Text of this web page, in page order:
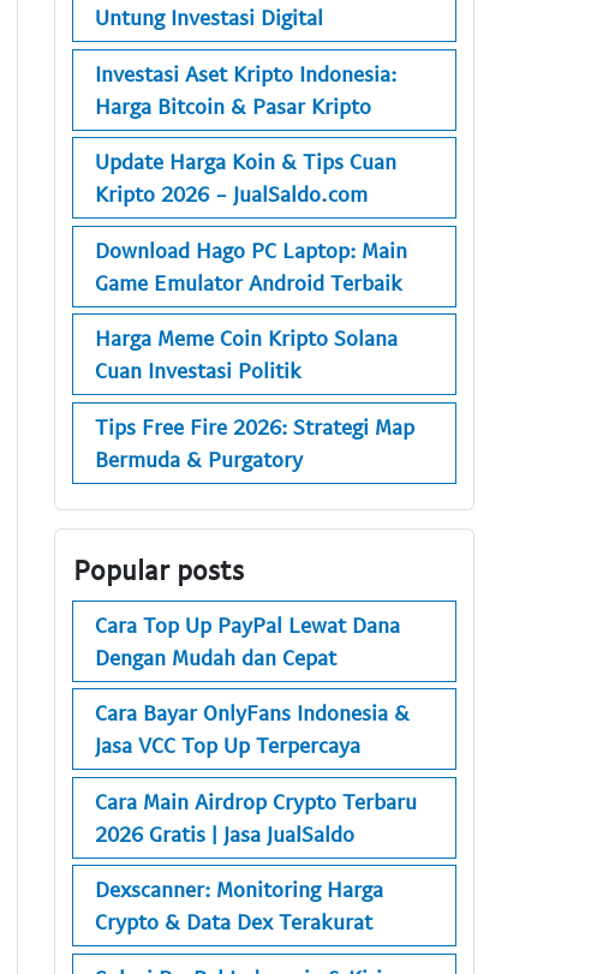
Untung Investasi Digital
Investasi Aset Kripto Indonesia:
Harga Bitcoin & Pasar Kripto
Update Harga Koin & Tips Cuan
Kripto 2026 - JualSaldo.com
Download Hago PC Laptop: Main
Game Emulator Android Terbaik
Harga Meme Coin Kripto Solana
Cuan Investasi Politik
Tips Free Fire 2026: Strategi Map
Bermuda & Purgatory
Popular posts
Cara Top Up PayPal Lewat Dana
Dengan Mudah dan Cepat
Cara Bayar OnlyFans Indonesia &
Jasa VCC Top Up Terpercaya
Cara Main Airdrop Crypto Terbaru
2026 Gratis | Jasa JualSaldo
Dexscanner: Monitoring Harga
Crypto & Data Dex Terakurat